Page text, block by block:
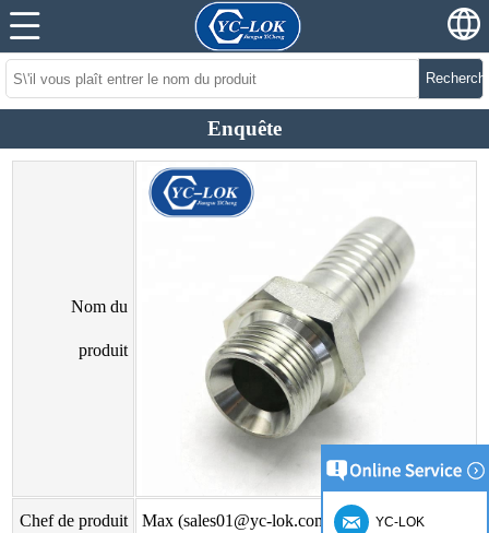
Enquête
Nom du
produit
Chef de produit Max (sales01@yc-lok.com) YC-LOK